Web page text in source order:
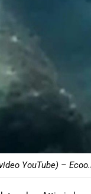
YouTube) –